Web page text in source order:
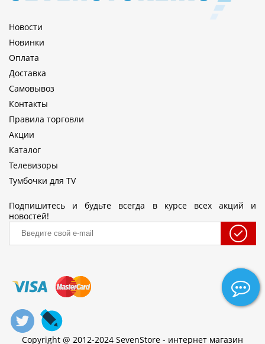
Новости
Новинки
Оплата
Доставка
Самовывоз
Контакты
Правила торговли
Акции
Каталог
Телевизоры
Тумбочки для TV
Подпишитесь и будьте всегда в курсе всех акций и
новостей!
Copyright @ 2012-2024 SevenStore - интернет магазин